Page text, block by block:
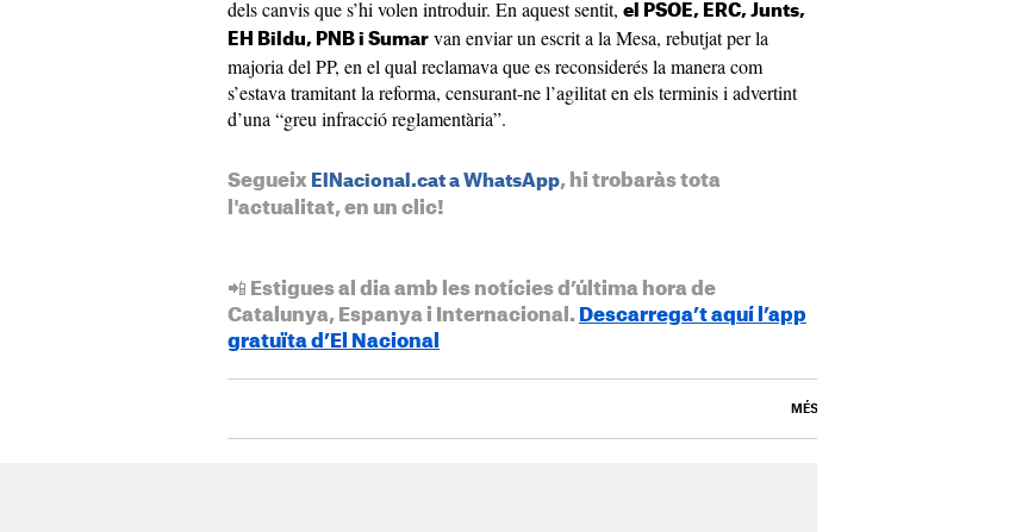
dels canvis que s’hi volen introduir. En aquest sentit, el PSOE, ERC, Junts,
EH Bildu, PNB i Sumar van enviar un escrit a la Mesa, rebutjat per la
majoria del PP, en el qual reclamava que es reconsiderés la manera com
s’estava tramitant la reforma, censurant-ne l’agilitat en els terminis i advertint
d’una “greu infracció reglamentària”.
Segueix ElNacional.cat a WhatsApp, hi trobaràs tota
l'actualitat, en un clic!
📲 Estigues al dia amb les notícies d’última hora de
Catalunya, Espanya i Internacional. Descarrega’t aquí l’app
gratuïta d’El Nacional
MÉS